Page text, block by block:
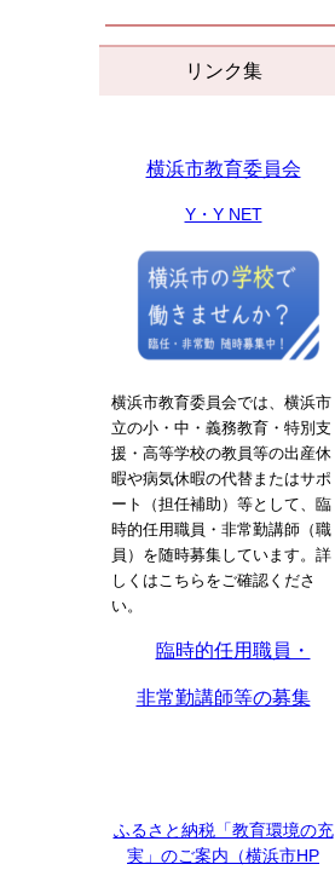
リンク集
横浜市教育委員会
Y・Y NET
横浜市教育委員会では、横浜市
立の小・中・義務教育・特別支
援・高等学校の教員等の出産休
暇や病気休暇の代替またはサポ
ート（担任補助）等として、臨
時的任用職員・非常勤講師（職
員）を随時募集しています。詳
しくはこちらをご確認くださ
い。
臨時的任用職員・
非常勤講師等の募集
ふるさと納税「教育環境の充
実」のご案内（横浜市HP